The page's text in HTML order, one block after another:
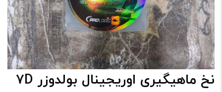
نخ ماهیگیری اوریجینال بولدوزر ۷D